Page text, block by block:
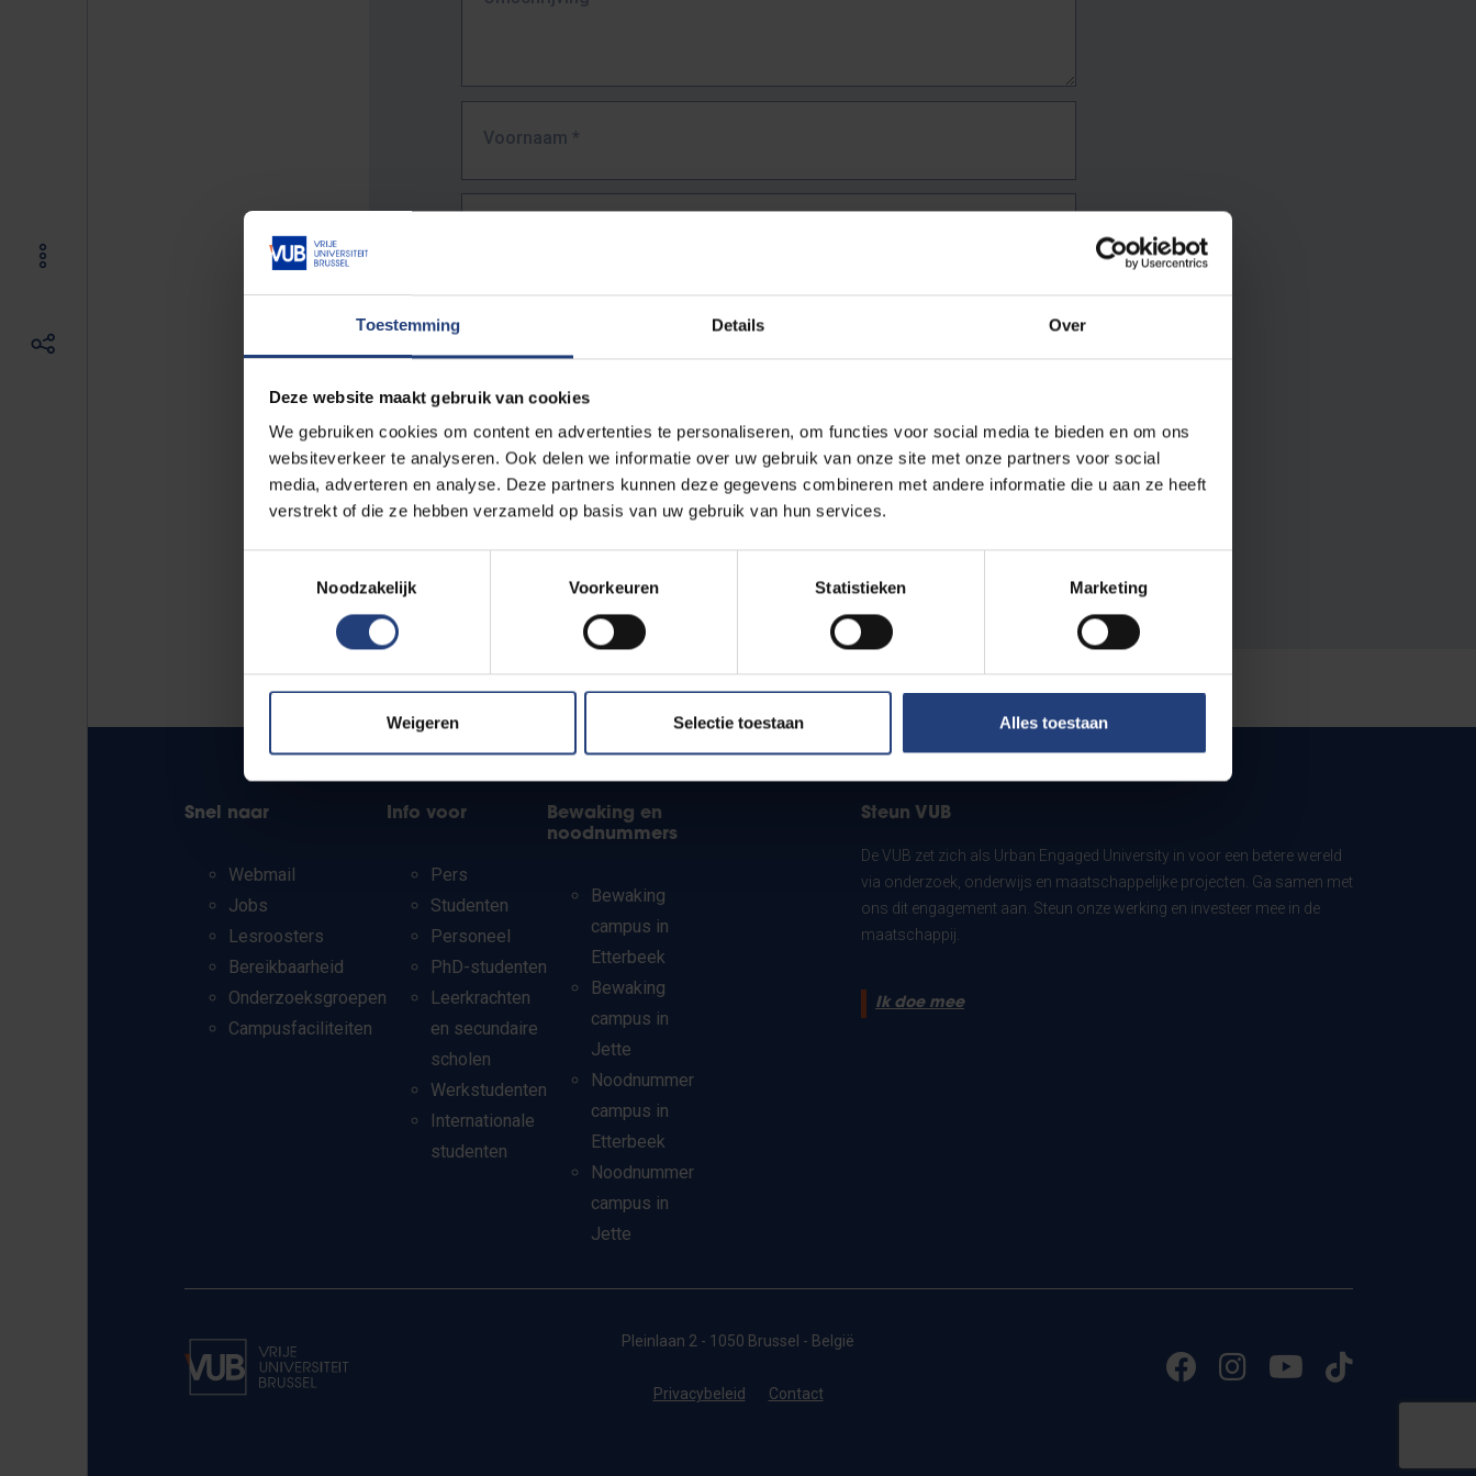
Toestemming Details Over
Deze website maakt gebruik van cookies
We gebruiken cookies om content en advertenties te personaliseren, om functies voor social media te bieden en om ons
websiteverkeer te analyseren. Ook delen we informatie over uw gebruik van onze site met onze partners voor social
media, adverteren en analyse. Deze partners kunnen deze gegevens combineren met andere informatie die u aan ze heeft
verstrekt of die ze hebben verzameld op basis van uw gebruik van hun services.
Noodzakelijk
Voorkeuren Statistieken Marketing
Weigeren Selectie toestaan Alles toestaan
Voornaam *
URL*
De volledige URL van de pagina waar je de fout zag.
Bv. https://www.vub.be/nl/studeren-aan-de-vub/alle-opleidingen
Snel naar
Webmail
Jobs
Lesroosters
Bereikbaarheid
Onderzoeksgroepen
Campusfaciliteiten
Info voor
Pers
Studenten
Personeel
PhD-studenten
Leerkrachten
en secundaire
scholen
Werkstudenten
Internationale
studenten
Bewaking en
noodnummers
Bewaking
campus in
Etterbeek
Bewaking
campus in
Jette
Noodnummer
campus in
Etterbeek
Noodnummer
campus in
Jette
Steun VUB
De VUB zet zich als Urban Engaged University in voor een betere wereld
via onderzoek, onderwijs en maatschappelijke projecten. Ga samen met
ons dit engagement aan. Steun onze werking en investeer mee in de
maatschappij.
Ik doe mee
Pleinlaan 2 - 1050 Brussel - België
Privacybeleid Contact